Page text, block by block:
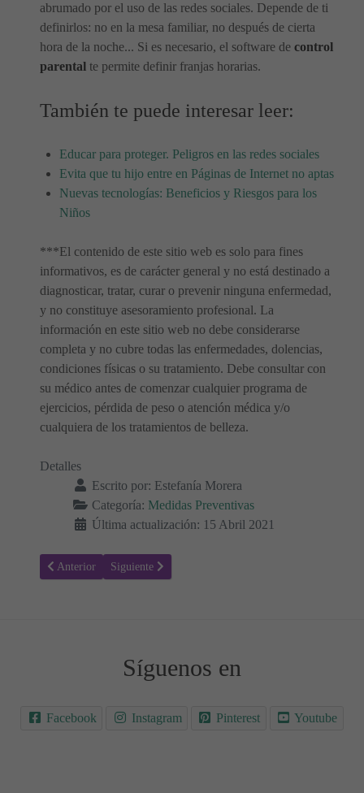
abrumado por el uso de las redes sociales. Depende de ti
definirlos: no en la mesa familiar, no después de cierta
hora de la noche... Si es necesario, el software de control
parental te permite definir franjas horarias.
También te puede interesar leer:
Educar para proteger. Peligros en las redes sociales
Evita que tu hijo entre en Páginas de Internet no aptas
Nuevas tecnologías: Beneficios y Riesgos para los
Niños
***El contenido de este sitio web es solo para fines
informativos, es de carácter general y no está destinado a
diagnosticar, tratar, curar o prevenir ninguna enfermedad,
y no constituye asesoramiento profesional. La
información en este sitio web no debe considerarse
completa y no cubre todas las enfermedades, dolencias,
condiciones físicas o su tratamiento. Debe consultar con
su médico antes de comenzar cualquier programa de
ejercicios, pérdida de peso o atención médica y/o
cualquiera de los tratamientos de belleza.
Detalles
Escrito por: Estefanía Morera
Categoría: Medidas Preventivas
Última actualización: 15 Abril 2021
Artículo anterior: Evita que tu hijo entre en Páginas de Internet no
Anterior Artículo siguiente: Los bebés alimentados con
Siguiente
Síguenos en
Facebook Instagram Pinterest Youtube